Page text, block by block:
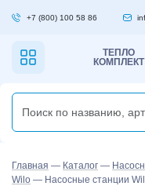
+7 (800) 100 58 86
ТЕПЛО
КОМПЛЕКТ
Главная — Каталог —
Wilo — Насосные станции